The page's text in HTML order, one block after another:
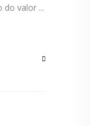
do valor